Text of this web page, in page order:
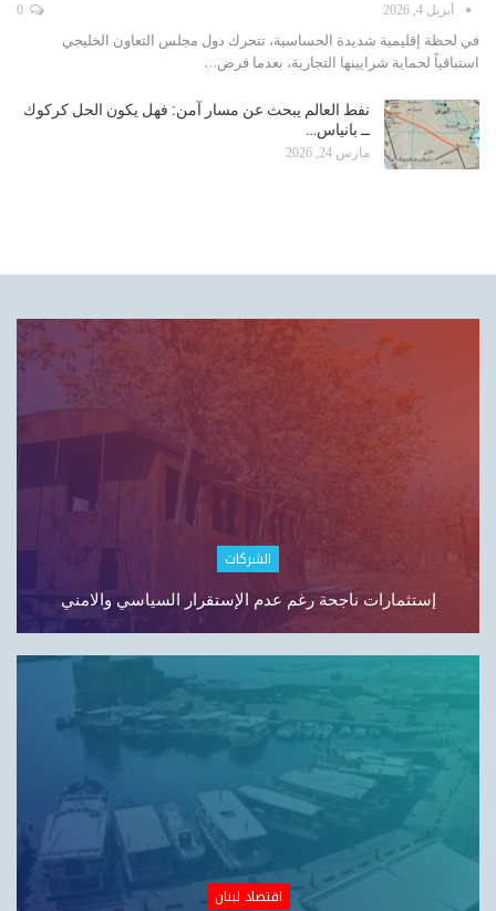
أبريل 4, 2026
في لحظة إقليمية شديدة الحساسية، تتحرك دول مجلس التعاون الخليجي
استباقياً لحماية شرايينها التجارية، بعدما فرض…
نفط العالم يبحث عن مسار آمن: فهل يكون الحل كركوك
ــ بانياس…
مارس 24, 2026
اقتصاد لبنان
لبنان واقتصاد الـLipstick: من الاستثمار إلى التجميل…
اقتصاد لبنان